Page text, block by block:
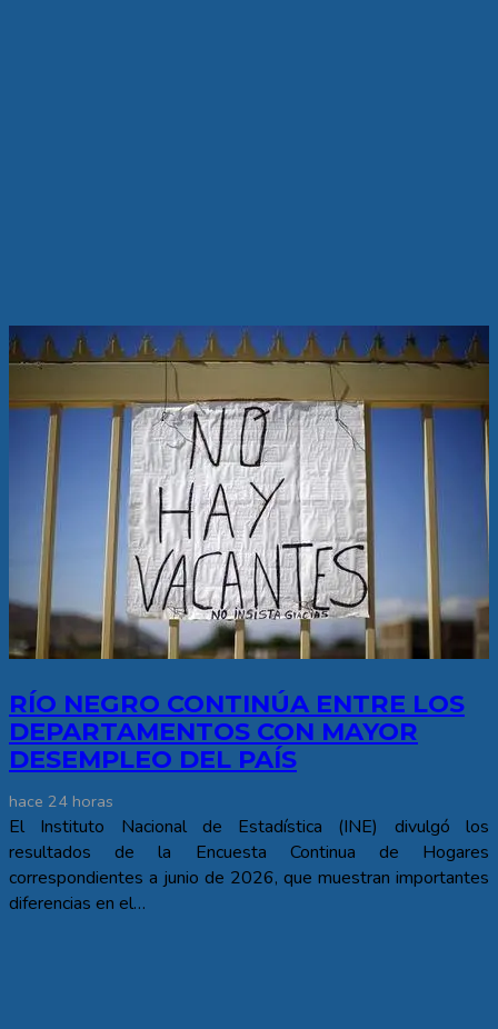
RÍO NEGRO CONTINÚA ENTRE LOS
DEPARTAMENTOS CON MAYOR
DESEMPLEO DEL PAÍS
hace 24 horas
El Instituto Nacional de Estadística (INE) divulgó los
resultados de la Encuesta Continua de Hogares
correspondientes a junio de 2026, que muestran importantes
diferencias en el…